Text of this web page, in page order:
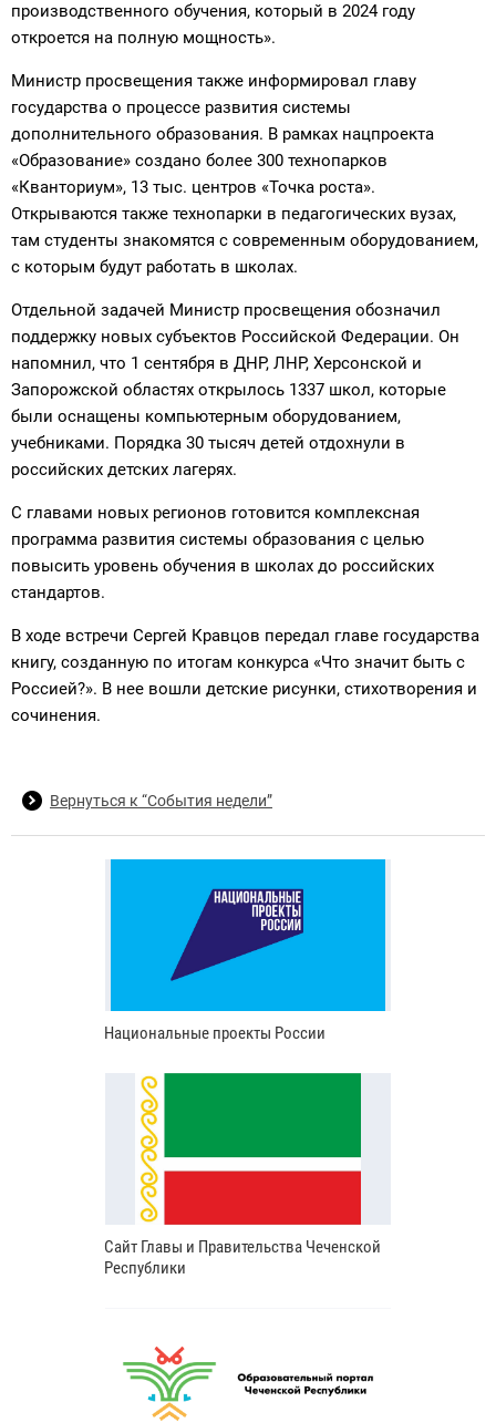
производственного обучения, который в 2024 году
откроется на полную мощность».
Министр просвещения также информировал главу
государства о процессе развития системы
дополнительного образования. В рамках нацпроекта
«Образование» создано более 300 технопарков
«Кванториум», 13 тыс. центров «Точка роста».
Открываются также технопарки в педагогических вузах,
там студенты знакомятся с современным оборудованием,
с которым будут работать в школах.
Отдельной задачей Министр просвещения обозначил
поддержку новых субъектов Российской Федерации. Он
напомнил, что 1 сентября в ДНР, ЛНР, Херсонской и
Запорожской областях открылось 1337 школ, которые
были оснащены компьютерным оборудованием,
учебниками. Порядка 30 тысяч детей отдохнули в
российских детских лагерях.
С главами новых регионов готовится комплексная
программа развития системы образования с целью
повысить уровень обучения в школах до российских
стандартов.
В ходе встречи Сергей Кравцов передал главе государства
книгу, созданную по итогам конкурса «Что значит быть с
Россией?». В нее вошли детские рисунки, стихотворения и
сочинения.
Вернуться к “События недели”
Национальные проекты России
Сайт Главы и Правительства Чеченской
Республики